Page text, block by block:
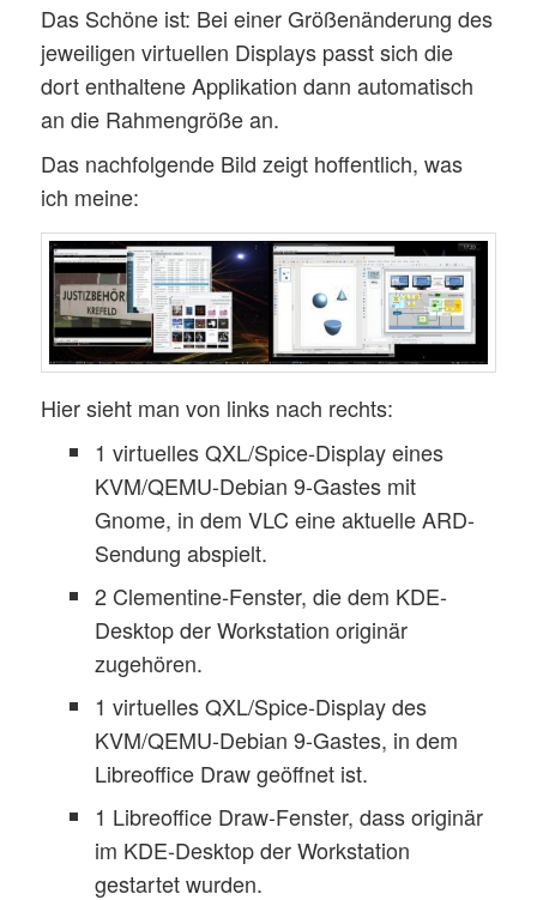
Das Schöne ist: Bei einer Größenänderung des
jeweiligen virtuellen Displays passt sich die
dort enthaltene Applikation dann automatisch
an die Rahmengröße an.
Das nachfolgende Bild zeigt hoffentlich, was
ich meine:
Hier sieht man von links nach rechts:
1 virtuelles QXL/Spice-Display eines
KVM/QEMU-Debian 9-Gastes mit
Gnome, in dem VLC eine aktuelle ARD-
Sendung abspielt.
2 Clementine-Fenster, die dem KDE-
Desktop der Workstation originär
zugehören.
1 virtuelles QXL/Spice-Display des
KVM/QEMU-Debian 9-Gastes, in dem
Libreoffice Draw geöffnet ist.
1 Libreoffice Draw-Fenster, dass originär
im KDE-Desktop der Workstation
gestartet wurden.